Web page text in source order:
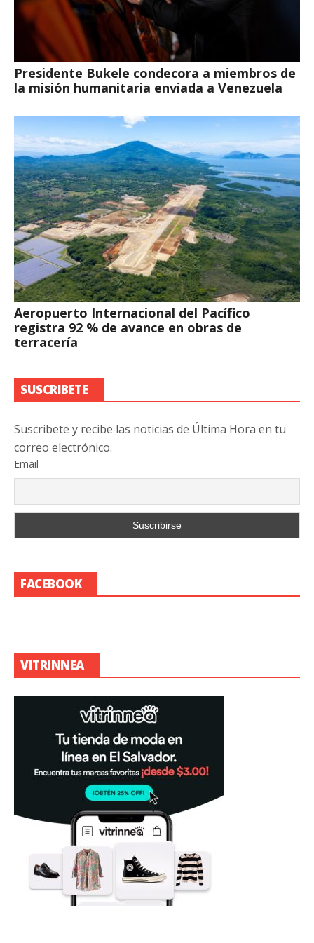
Presidente Bukele condecora a miembros de
la misión humanitaria enviada a Venezuela
Aeropuerto Internacional del Pacífico
registra 92 % de avance en obras de
terracería
SUSCRIBETE
Suscribete y recibe las noticias de Última Hora en tu
correo electrónico.
Email
FACEBOOK
VITRINNEA